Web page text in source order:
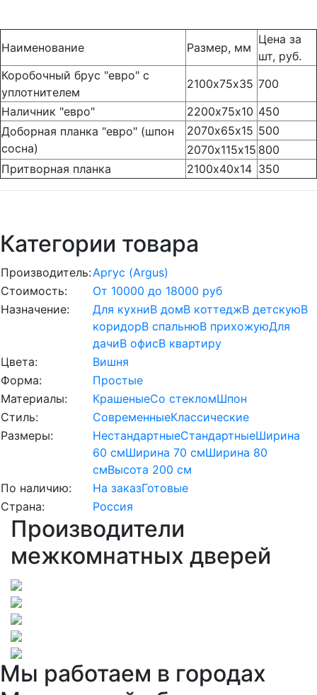
Наименование Размер, мм
Цена за
шт, руб.
Коробочный брус "евро" с
уплотнителем
2100х75х35 700
Наличник "евро"
2200х75х10 450
Доборная планка "евро" (шпон
сосна)
2070х65х15 500
2070х115х15 800
Притворная планка
2100х40х14 350
Категории товара
Производитель:Аргус (Argus)
Стоимость:
От 10000 до 18000 руб
Назначение:
Для кухниВ домВ коттеджВ детскуюВ
коридорВ спальнюВ прихожуюДля
дачиВ офисВ квартиру
Цвета:
Вишня
Форма:
Простые
Материалы:
КрашеныеСо стекломШпон
Стиль:
СовременныеКлассические
Размеры:
НестандартныеСтандартныеШирина
60 смШирина 70 смШирина 80
смВысота 200 см
По наличию:
На заказГотовые
Страна:
Россия
Производители
межкомнатных дверей
Мы работаем в городах